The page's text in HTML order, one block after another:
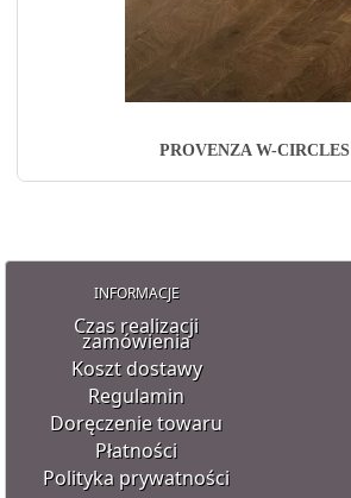
PROVENZA W-CIRCLES
INFORMACJE
Czas realizacji
zamówienia
Koszt dostawy
Regulamin
Doręczenie towaru
Płatności
Polityka prywatności